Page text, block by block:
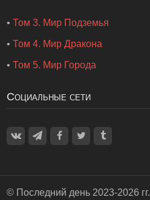
•Том 3. Мир Подземья
•Том 4. Мир Дракона
•Том 5. Мир Города
Социальные сети
© Последний день 2023-2026 гг.